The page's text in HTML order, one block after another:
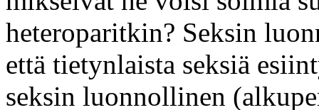
heteroparitkin? Seksin
että tietynlaista seksiä
seksin luonnollinen